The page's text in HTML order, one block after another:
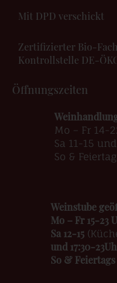
Mit DPD verschickt
Zertifizierter Bio-
Kontrollstelle DE-
Öffnungszeiten
Mo – Fr 14-
Sa 11-15
So &
Weinstube
Mo – Fr 15-23
Sa 12-15
und 17:30-
So &